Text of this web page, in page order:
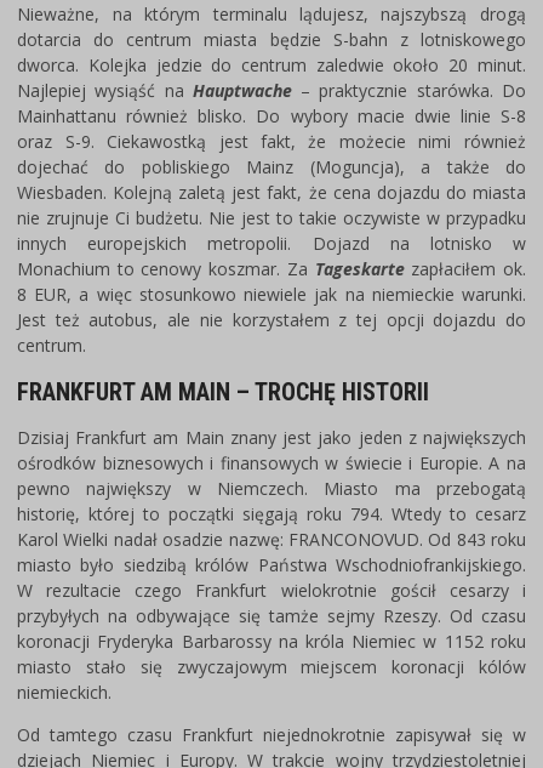
Nieważne, na którym terminalu lądujesz, najszybszą drogą
dotarcia do centrum miasta będzie S-bahn z lotniskowego
dworca. Kolejka jedzie do centrum zaledwie około 20 minut.
Najlepiej wysiąść na Hauptwache– praktycznie starówka. Do
Mainhattanu również blisko. Do wybory macie dwie linie S-8
oraz S-9. Ciekawostką jest fakt, że możecie nimi również
dojechać do pobliskiego Mainz (Moguncja), a także do
Wiesbaden. Kolejną zaletą jest fakt, że cena dojazdu do miasta
nie zrujnuje Ci budżetu. Nie jest to takie oczywiste w przypadku
innych europejskich metropolii. Dojazd na lotnisko w
Monachium to cenowy koszmar. Za Tageskartezapłaciłem ok.
8 EUR, a więc stosunkowo niewiele jak na niemieckie warunki.
Jest też autobus, ale nie korzystałem z tej opcji dojazdu do
centrum.
FRANKFURT AM MAIN – TROCHĘ HISTORII
Dzisiaj Frankfurt am Main znany jest jako jeden z największych
ośrodków biznesowych i finansowych w świecie i Europie. A na
pewno największy w Niemczech. Miasto ma przebogatą
historię, której to początki sięgają roku 794. Wtedy to cesarz
Karol Wielki nadał osadzie nazwę: FRANCONOVUD. Od 843 roku
miasto było siedzibą królów Państwa Wschodniofrankijskiego.
W rezultacie czego Frankfurt wielokrotnie gościł cesarzy i
przybyłych na odbywające się tamże sejmy Rzeszy. Od czasu
koronacji Fryderyka Barbarossy na króla Niemiec w 1152 roku
miasto stało się zwyczajowym miejscem koronacji kólów
niemieckich.
Od tamtego czasu Frankfurt niejednokrotnie zapisywał się w
dziejach Niemiec i Europy. W trakcie wojny trzydziestoletniej